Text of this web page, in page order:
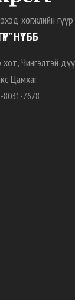
хөгжлийн
НҮТББ
Чингэлтэй
Цамхаг
8031-7678